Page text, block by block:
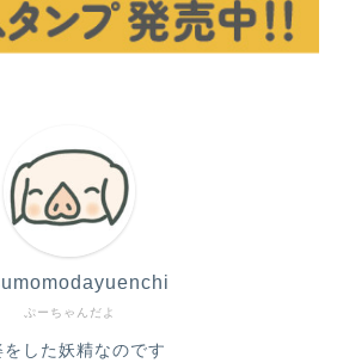
ぷーちゃんだよ
した妖精なのです